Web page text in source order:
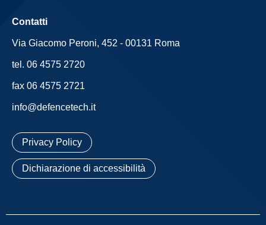
Contatti
Via Giacomo Peroni, 452 - 00131 Roma
tel. 06 4575 2720
fax 06 4575 2721
info@defencetech.it
Privacy Policy
Dichiarazione di accessibilità